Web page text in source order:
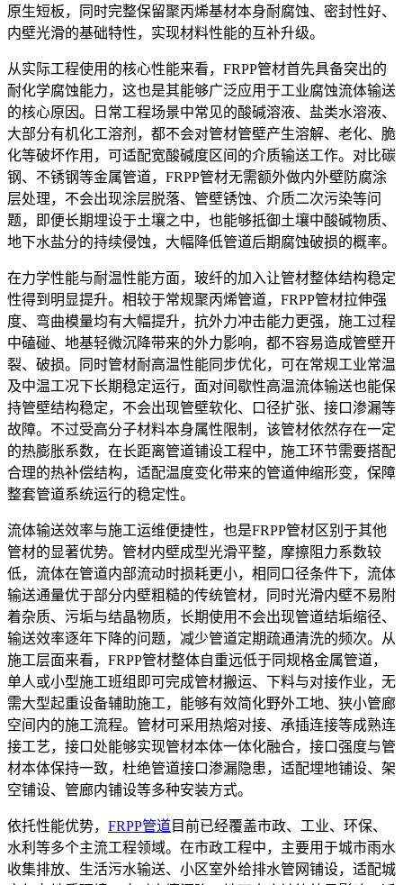
原生短板，同时完整保留聚丙烯基材本身耐腐蚀、密封性好、
内壁光滑的基础特性，实现材料性能的互补升级。
从实际工程使用的核心性能来看，FRPP管材首先具备突出的
耐化学腐蚀能力，这也是其能够广泛应用于工业腐蚀流体输送
的核心原因。日常工程场景中常见的酸碱溶液、盐类水溶液、
大部分有机化工溶剂，都不会对管材管壁产生溶解、老化、脆
化等破坏作用，可适配宽酸碱度区间的介质输送工作。对比碳
钢、不锈钢等金属管道，FRPP管材无需额外做内外壁防腐涂
层处理，不会出现涂层脱落、管壁锈蚀、介质二次污染等问
题，即便长期埋设于土壤之中，也能够抵御土壤中酸碱物质、
地下水盐分的持续侵蚀，大幅降低管道后期腐蚀破损的概率。
在力学性能与耐温性能方面，玻纤的加入让管材整体结构稳定
性得到明显提升。相较于常规聚丙烯管道，FRPP管材拉伸强
度、弯曲模量均有大幅提升，抗外力冲击能力更强，施工过程
中磕碰、地基轻微沉降带来的外力影响，都不容易造成管壁开
裂、破损。同时管材耐高温性能同步优化，可在常规工业常温
及中温工况下长期稳定运行，面对间歇性高温流体输送也能保
持管壁结构稳定，不会出现管壁软化、口径扩张、接口渗漏等
故障。不过受高分子材料本身属性限制，该管材依然存在一定
的热膨胀系数，在长距离管道铺设工程中，施工环节需要搭配
合理的热补偿结构，适配温度变化带来的管道伸缩形变，保障
整套管道系统运行的稳定性。
流体输送效率与施工运维便捷性，也是FRPP管材区别于其他
管材的显著优势。管材内壁成型光滑平整，摩擦阻力系数较
低，流体在管道内部流动时损耗更小，相同口径条件下，流体
输送通量优于部分内壁粗糙的传统管材，同时光滑内壁不易附
着杂质、污垢与结晶物质，长期使用不会出现管道结垢缩径、
输送效率逐年下降的问题，减少管道定期疏通清洗的频次。从
施工层面来看，FRPP管材整体自重远低于同规格金属管道，
单人或小型施工班组即可完成管材搬运、下料与对接作业，无
需大型起重设备辅助施工，能够有效简化野外工地、狭小管廊
空间内的施工流程。管材可采用热熔对接、承插连接等成熟连
接工艺，接口处能够实现管材本体一体化融合，接口强度与管
材本体保持一致，杜绝管道接口渗漏隐患，适配埋地铺设、架
空铺设、管廊内铺设等多种安装方式。
依托性能优势， FRPP管道目前已经覆盖市政、工业、环保、
水利等多个主流工程领域。在市政工程中，主要用于城市雨水
收集排放、生活污水输送、小区室外给排水管网铺设，适配城